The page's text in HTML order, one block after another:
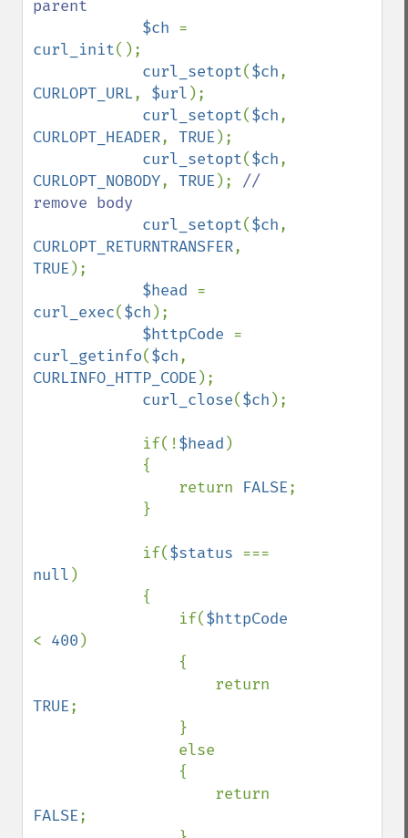
parent
$ch
curl_init();
curl_setopt($ch
CURLOPT_URL, $url );
curl_setopt($ch
CURLOPT_HEADER, TRUE );
curl_setopt($ch
CURLOPT_NOBODY, TRUE ); //
remove body
curl_setopt($ch
CURLOPT_RETURNTRANSFER
TRUE );
$head
curl_exec($ch );
$httpCode
curl_getinfo($ch
CURLINFO_HTTP_CODE );
curl_close($ch );
            if(!
$head )
                return
FALSE;
            if(
$status
null )
                if(
< 400 )
TRUE;
FALSE;